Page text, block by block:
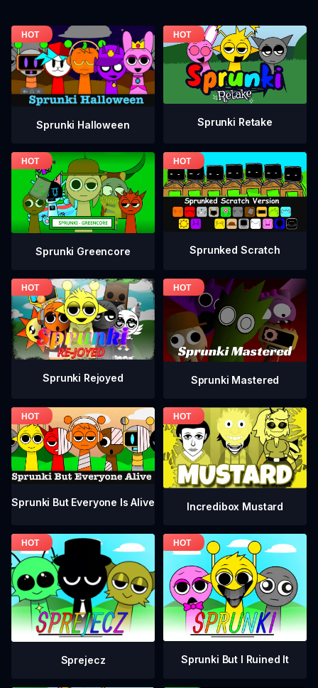
Sprunki Halloween Sprunki Retake
Sprunki Greencore Sprunked Scratch
Sprunki Rejoyed Sprunki Mastered
Sprunki But Everyone Is Alive Incredibox Mustard
Sprejecz Sprunki But I Ruined It